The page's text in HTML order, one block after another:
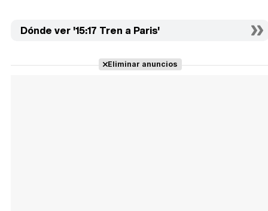
Dónde ver '15:17 Tren a Paris'
Eliminar anuncios